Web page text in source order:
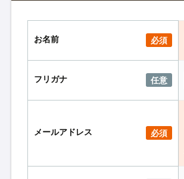
お名前 必須
フリガナ 任意
メールアドレス 必須